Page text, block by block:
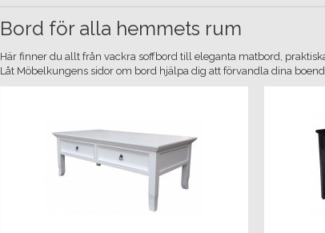
Bord för alla hemmets rum
Här finner du allt från vackra soffbord till eleganta matbord,
Låt Möbelkungens sidor om bord hjälpa dig att förvandla dina